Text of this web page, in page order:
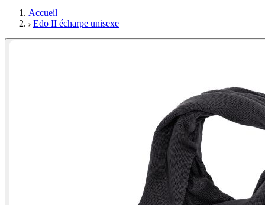
Accueil
Edo II écharpe unisexe